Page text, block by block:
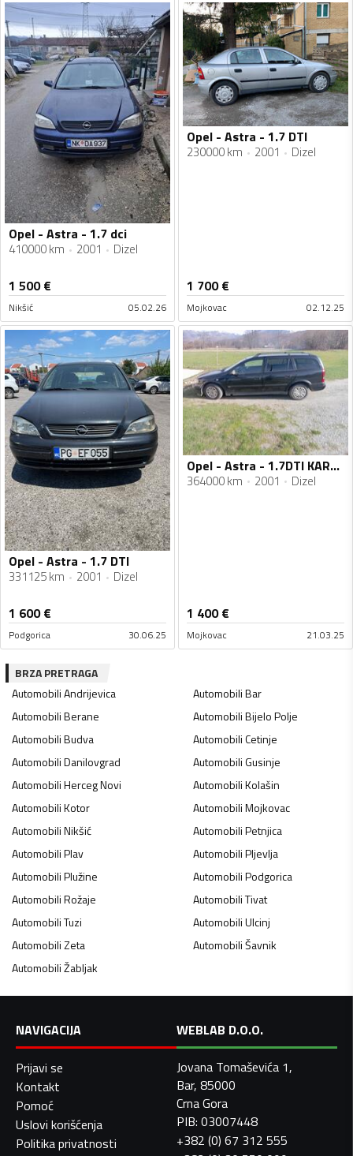
Opel - Astra - 1.7 dci
410000 km 2001 Dizel
1 500€
Nikšić 05.02.26
Opel - Astra - 1.7 DTI
230000 km 2001 Dizel
1 700€
Mojkovac 02.12.25
Opel - Astra - 1.7 DTI
331125 km 2001 Dizel
1 600€
Podgorica 30.06.25
Opel - Astra - 1.7DTI KARAVAN
364000 km 2001 Dizel
1 400€
Mojkovac 21.03.25
BRZA PRETRAGA
AutomobiliAndrijevica AutomobiliBar
AutomobiliBerane AutomobiliBijelo Polje
AutomobiliBudva AutomobiliCetinje
AutomobiliDanilovgrad AutomobiliGusinje
AutomobiliHerceg Novi AutomobiliKolašin
AutomobiliKotor AutomobiliMojkovac
AutomobiliNikšić AutomobiliPetnjica
AutomobiliPlav AutomobiliPljevlja
AutomobiliPlužine AutomobiliPodgorica
AutomobiliRožaje AutomobiliTivat
AutomobiliTuzi AutomobiliUlcinj
AutomobiliZeta AutomobiliŠavnik
AutomobiliŽabljak
NAVIGACIJA
Prijavi se
Kontakt
Pomoć
Uslovi korišćenja
Politika privatnosti
WEBLAB D.O.O.
Jovana Tomaševića 1,
Bar, 85000
Crna Gora
PIB: 03007448
+382 (0) 67 312 555